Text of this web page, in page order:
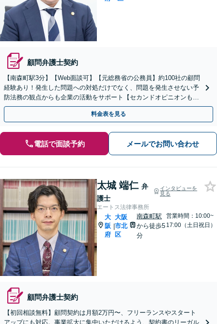
顧問弁護士契約
【南森町駅3分】【Web面談可】【元総務省の公務員】約100社の顧問
経験あり！発生した問題への対処だけでなく、問題を発生させない予
防法務の観点からも企業の活動をサポート【セカンドオピニオンも
可】【初回相談30分無料】【土日祝・夜間対応可】
料金表を見る
電話で面談予約 メールでお問い合わせ
太城 端仁 弁
護士
インタビューを
見る
エートス法律事務所
大
阪
府
|
大阪
市北
区
南森町駅
から徒歩5
分
営業時間：10:00~
17:00（土日祝日）
顧問弁護士契約
【初回相談無料】顧問契約は月額2万円〜、フリーランスやスタート
アップにも対応。事業拡大に集中いただけるよう、契約書のリーガル